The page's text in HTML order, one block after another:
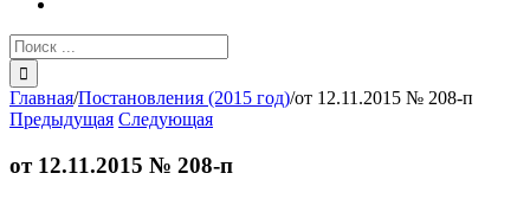
Результат
поиска:
Главная/Постановления (2015 год)/от 12.11.2015 № 208-п
Предыдущая Следующая
от 12.11.2015 № 208-п